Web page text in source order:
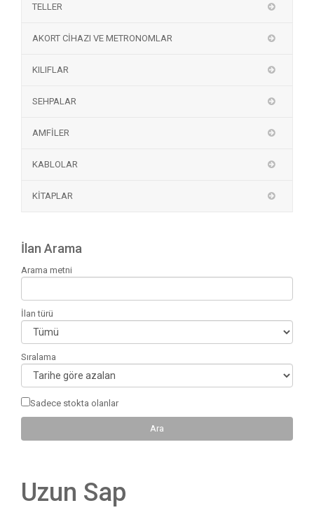
TELLER
AKORT CİHAZI VE METRONOMLAR
KILIFLAR
SEHPALAR
AMFİLER
KABLOLAR
KİTAPLAR
İlan Arama
Arama metni
İlan türü
Sıralama
Sadece stokta olanlar
Uzun Sap